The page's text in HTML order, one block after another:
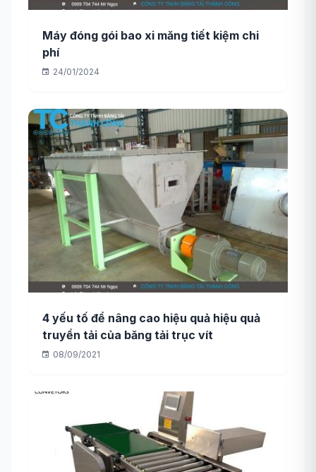
Máy đóng gói bao xi măng tiết kiệm chi
phí
24/01/2024
4 yếu tố để nâng cao hiệu quả hiệu quả
truyền tải của băng tải trục vít
08/09/2021